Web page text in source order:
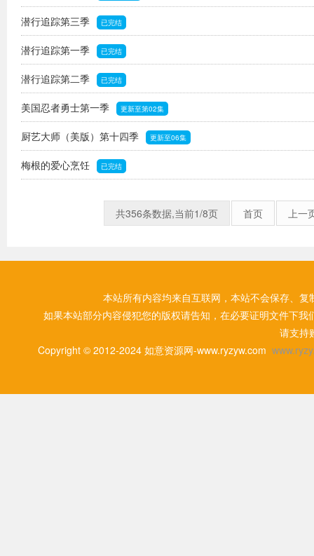
潜行追踪第三季 已完结
潜行追踪第一季 已完结
潜行追踪第二季 已完结
美国忍者勇士第一季 更新至第02集
厨艺大师（美版）第十四季 更新至06集
梅根的爱心烹饪 已完结
共356条数据,当前1/8页 首页 上一
本站所有内容均来自互联网，本站不会保存、
如果本站部分内容侵犯您的版权请告知，在必要证明文件下
请支持
Copyright © 2012-2024 如意资源网-www.ryzyw.com